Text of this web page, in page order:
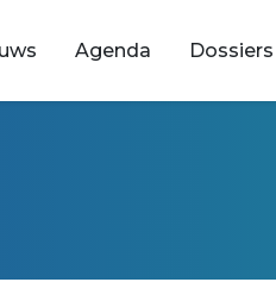
Agenda Dossiers